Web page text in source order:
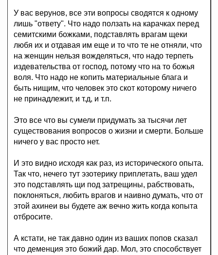
У вас верунов, все эти вопросы сводятся к одному
лишь "ответу". Что надо ползать на карачках перед
семитскими божками, подставлять врагам щеки
любя их и отдавая им еще и то что те не отняли, что
на женщин нельзя вожделяться, что надо терпеть
издевательства от господ, потому что на то божья
воля. Что надо не копить материальные блага и
быть нищим, что человек это скот которому ничего
не принадлежит, и т.д, и т.п.
Это все что вы сумели придумать за тысячи лет
существования вопросов о жизни и смерти. Больше
ничего у вас просто нет.
И это видно исходя как раз, из исторического опыта.
Так что, нечего тут эзотерику приплетать, ваш удел
это подставлять щи под затрещины, рабствовать,
поклоняться, любить врагов и наивно думать, что от
этой ахинеи вы будете аж вечно жить когда копыта
отбросите.
А кстати, не так давно один из ваших попов сказал
что деменция это божий дар. Мол, это способствует